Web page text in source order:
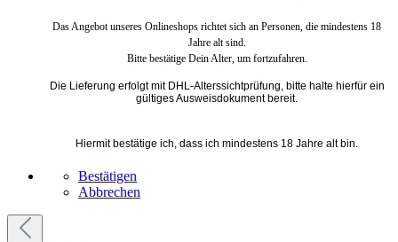
Das Angebot unseres Onlineshops richtet sich an Personen, die mindestens 18
Jahre alt sind.
Bitte bestätige Dein Alter, um fortzufahren.
Die Lieferung erfolgt mit DHL-Alterssichtprüfung, bitte halte hierfür ein
gültiges Ausweisdokument bereit.
Hiermit bestätige ich, dass ich mindestens 18 Jahre alt bin.
Bestätigen
Abbrechen